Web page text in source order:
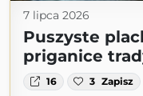
7 lipca 2026
Puszyste
priganice
16 3 Zapisz